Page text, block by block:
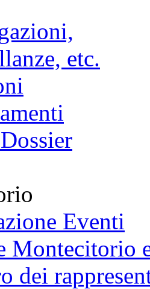
etc.
Eventi
Montecitorio
dei